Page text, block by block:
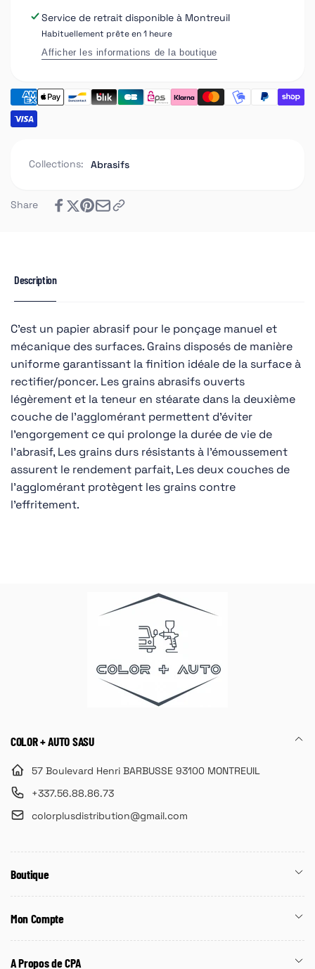
Service de retrait disponible à Montreuil
Habituellement prête en 1 heure
Afficher les informations de la boutique
Collections: Abrasifs
Share
Description
C’est un papier abrasif pour le ponçage manuel et
mécanique des surfaces. Grains disposés de manière
uniforme garantissant la finition idéale de la surface à
rectifier/poncer. Les grains abrasifs ouverts
légèrement et la teneur en stéarate dans la deuxième
couche de l’agglomérant permettent d’éviter
l’engorgement ce qui prolonge la durée de vie de
l’abrasif, Les grains durs résistants à l’émoussement
assurent le rendement parfait, Les deux couches de
l’agglomérant protègent les grains contre
l’effritement.
COLOR + AUTO SASU
57 Boulevard Henri BARBUSSE 93100 MONTREUIL
+337.56.88.86.73
colorplusdistribution@gmail.com
Boutique
Mon Compte
A Propos de CPA